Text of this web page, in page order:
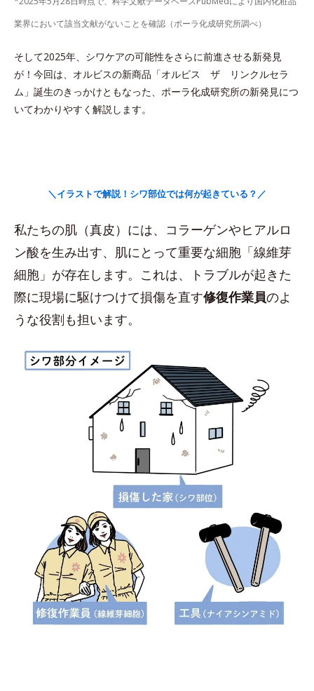
業界において該当文献がないことを確認（ポーラ化成研究所調べ）
そして2025年、シワケアの可能性をさらに前進させる新発見
が！今回は、オルビスの新商品「オルビス ザ リンクルセラ
ム」誕生のきっかけともなった、ポーラ化成研究所の新発見につ
いてわかりやすく解説します。
＼イラストで解説！シワ部位では何が起きている？／
私たちの肌（真皮）には、コラーゲンやヒアルロ
ン酸を生み出す、肌にとって重要な細胞「線維芽
細胞」が存在します。これは、トラブルが起きた
際に現場に駆けつけて損傷を直す修復作業員のよ
うな役割も担います。